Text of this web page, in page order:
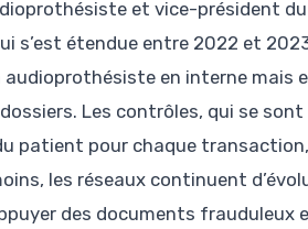
et vice-président
s’est étendue entre 2022 et
audioprothésiste en interne mais
Les contrôles, qui se
patient pour chaque
les réseaux continuent
des documents frauduleux